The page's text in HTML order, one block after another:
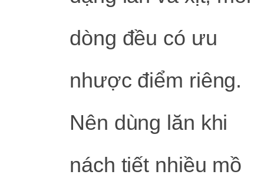
dòng đều có ưu
nhược điểm riêng.
Nên dùng lăn khi
nách tiết nhiều mồ